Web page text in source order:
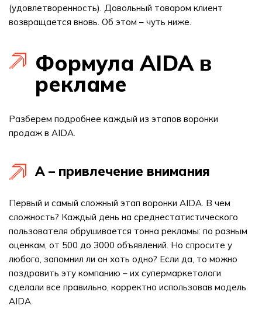
(удовлетворенность). Довольный товаром клиент
возвращается вновь. Об этом – чуть ниже.
Формула AIDA в
рекламе
Разберем подробнее каждый из этапов воронки
продаж в AIDA.
А – привлечение внимания
Первый и самый сложный этап воронки AIDA. В чем
сложность? Каждый день на среднестатистического
пользователя обрушивается тонна рекламы: по разным
оценкам, от 500 до 3000 объявлений. Но спросите у
любого, запомнил ли он хоть одно? Если да, то можно
поздравить эту компанию – их супермаркетологи
сделали все правильно, корректно использовав модель
AIDA.